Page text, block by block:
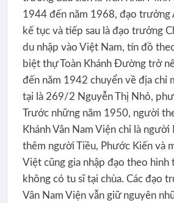
1944 đến năm 1968, đạo trưởng
kế tục và tiếp sau là đạo trưởng
du nhập vào Việt Nam, tín đồ
biệt thự Toàn Khánh Đường trở
đến năm 1942 chuyển về địa chỉ
tại là 269/2 Nguyễn Thị Nhỏ,
Trước những năm 1950, người
Khánh Vân Nam Viện chỉ là người
thêm người Tiều, Phước Kiến và
Việt cũng gia nhập đạo theo hình
không có tu sĩ tại chùa. Các đạo
Vân Nam Viện vẫn giữ nguyên